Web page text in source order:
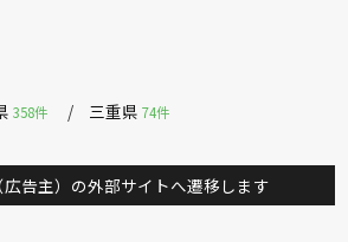
358件 三重県74件
広告主）の外部サイトへ遷移します